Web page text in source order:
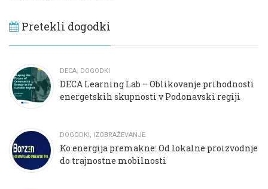
Pretekli dogodki
DECA, DOGODKI
DECA Learning Lab – Oblikovanje prihodnosti
energetskih skupnosti v Podonavski regiji
DOGODKI, IZOBRAŽEVANJE
Ko energija premakne: Od lokalne proizvodnje
do trajnostne mobilnosti